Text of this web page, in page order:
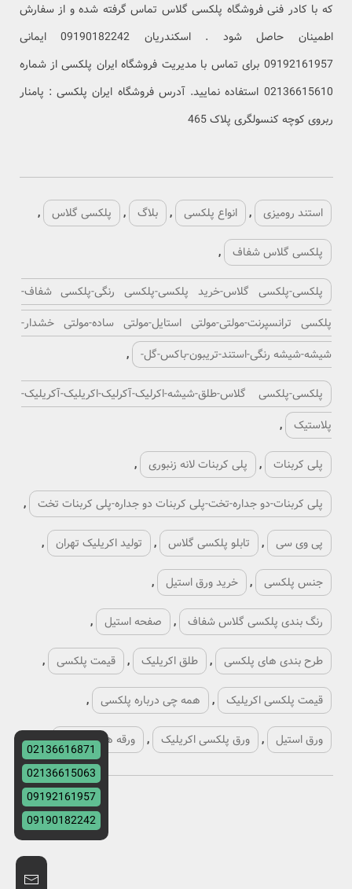
02136616871
02136615063
09192161957
09190182242
که با کادر فنی فروشگاه پلکسی گلاس تماس گرفته شده و از سفارش
اطمینان حاصل شود . اسکندریان 09190182242 ایمانی
09192161957 برای تماس با مدیریت فروشگاه ایران پلکسی از شماره
02136615610 استفاده نمایید. آدرس فروشگاه ایران پلکسی : پامنار
ربروی کوچه کنسولگری پلاک 465
استند رومیزی , انواع پلکسی , بلاگ , پلکسی گلاس ,
پلکسی گلاس شفاف ,
پلکسی-پلکسی گلاس-خرید پلکسی-پلکسی رنگی-پلکسی شفاف-
پلکسی ترانسپرنت-مولتی-مولتی استایل-مولتی ساده-مولتی خشدار-
شیشه-شیشه رنگی-استند-تریبون-باکس-گل-
,
پلکسی-پلکسی گلاس-طلق-شیشه-اکرلیک-آکرلیک-اکریلیک-آکریلیک-
پلاستیک
,
پلی کربنات , پلی کربنات لانه زنبوری ,
پلی کربنات-دو جداره-تخت-پلی کربنات دو جداره-پلی کربنات تخت ,
پی وی سی , تابلو پلکسی گلاس , تولید اکریلیک تهران ,
جنس پلکسی , خرید ورق استیل ,
رنگ بندی پلکسی گلاس شفاف , صفحه استیل ,
طرح بندی های پلکسی , طلق اکریلیک , قیمت پلکسی ,
قیمت پلکسی اکریلیک , همه چی درباره پلکسی ,
ورق استیل , ورق پلکسی اکریلیک , ورقه های پلکسی ,